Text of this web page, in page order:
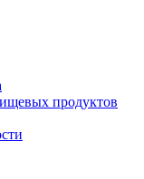
продуктов